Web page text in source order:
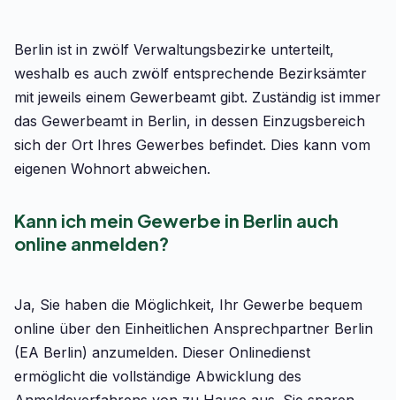
Berlin ist in zwölf Verwaltungsbezirke unterteilt,
weshalb es auch zwölf entsprechende Bezirksämter
mit jeweils einem Gewerbeamt gibt. Zuständig ist immer
das Gewerbeamt in Berlin, in dessen Einzugsbereich
sich der Ort Ihres Gewerbes befindet. Dies kann vom
eigenen Wohnort abweichen.
Kann ich mein Gewerbe in Berlin auch
online anmelden?
Ja, Sie haben die Möglichkeit, Ihr Gewerbe bequem
online über den Einheitlichen Ansprechpartner Berlin
(EA Berlin) anzumelden. Dieser Onlinedienst
ermöglicht die vollständige Abwicklung des